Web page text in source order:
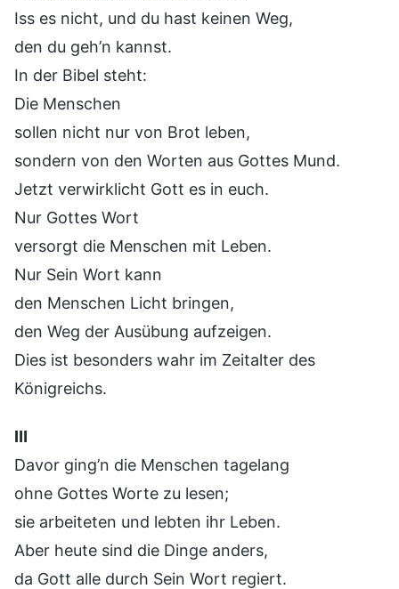
Iss es nicht, und du hast keinen Weg,
den du geh’n kannst.
In der Bibel steht:
Die Menschen
sollen nicht nur von Brot leben,
sondern von den Worten aus Gottes Mund.
Jetzt verwirklicht Gott es in euch.
Nur Gottes Wort
versorgt die Menschen mit Leben.
Nur Sein Wort kann
den Menschen Licht bringen,
den Weg der Ausübung aufzeigen.
Dies ist besonders wahr im Zeitalter des
Königreichs.
Ⅲ
Davor ging’n die Menschen tagelang
ohne Gottes Worte zu lesen;
sie arbeiteten und lebten ihr Leben.
Aber heute sind die Dinge anders,
da Gott alle durch Sein Wort regiert.